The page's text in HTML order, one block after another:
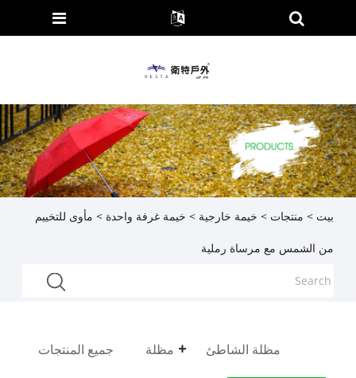
بيت > منتجات > خيمة خارجية > خيمة غرفة واحدة > مأوى للتخييم
من الشمس مع مرساة رملية
جميع المنتجات مظلة مظلة الشاطئ